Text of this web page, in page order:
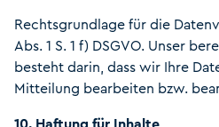
Rechtsgrundlage für die
Abs. 1 S. 1 f) DSGVO. Unser
besteht darin, dass wir Ihre
Mitteilung bearbeiten bzw.